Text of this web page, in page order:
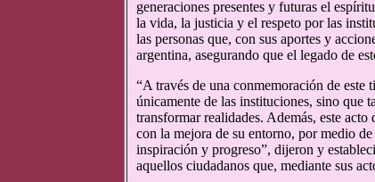
generaciones presentes y futuras el
la vida, la justicia y el respeto por las
las personas que, con sus aportes y
argentina, asegurando que el legado de
“A través de una conmemoración de este
únicamente de las instituciones, sino que
transformar realidades. Además, este
con la mejora de su entorno, por medio
inspiración y progreso”, dijeron y
aquellos ciudadanos que, mediante sus